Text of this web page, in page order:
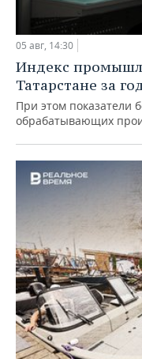
05 авг, 14:30
Индекс
Татарстане за
При этом показатели
обрабатывающих